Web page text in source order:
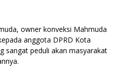
owner konveksi Mahmuda
anggota DPRD Kota
sangat peduli akan masyarakat